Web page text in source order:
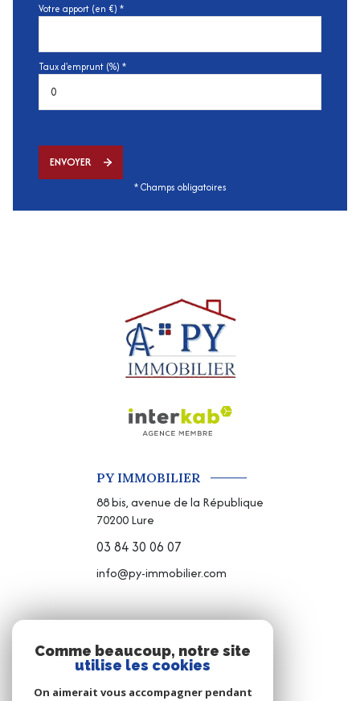
Votre apport (en €) *
Taux d'emprunt (%) *
ENVOYER
* Champs obligatoires
PY IMMOBILIER
88 bis, avenue de la République
70200Lure
03 84 30 06 07
info@py-immobilier.com
NOUS SUIVRE
Comme beaucoup, notre site
utilise les cookies
On aimerait vous accompagner pendant